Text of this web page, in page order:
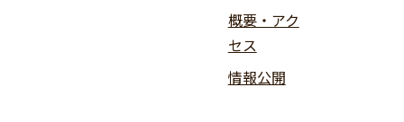
概要・アク
セス
情報公開